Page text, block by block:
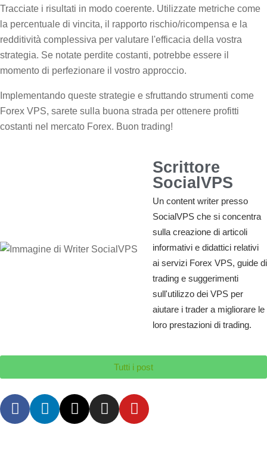
Tracciate i risultati in modo coerente. Utilizzate metriche come
la percentuale di vincita, il rapporto rischio/ricompensa e la
redditività complessiva per valutare l'efficacia della vostra
strategia. Se notate perdite costanti, potrebbe essere il
momento di perfezionare il vostro approccio.
Implementando queste strategie e sfruttando strumenti come
Forex VPS, sarete sulla buona strada per ottenere profitti
costanti nel mercato Forex. Buon trading!
Scrittore
SocialVPS
Un content writer presso
SocialVPS che si concentra
sulla creazione di articoli
informativi e didattici relativi
ai servizi Forex VPS, guide di
trading e suggerimenti
sull'utilizzo dei VPS per
aiutare i trader a migliorare le
loro prestazioni di trading.
Tutti i post